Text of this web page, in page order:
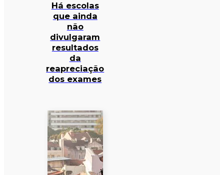
Há escolas
que ainda
não
divulgaram
resultados
da
reapreciação
dos exames